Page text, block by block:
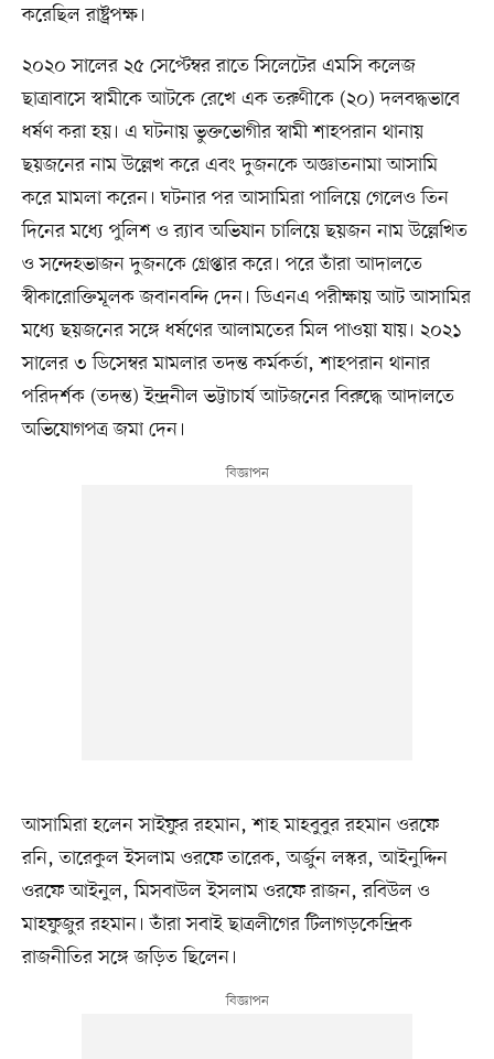
করেছিল রাষ্ট্রপক্ষ।
২০২০ সালের ২৫ সেপ্টেম্বর রাতে সিলেটের এমসি কলেজ
ছাত্রাবাসে স্বামীকে আটকে রেখে এক তরুণীকে (২০) দলবদ্ধভাবে
ধর্ষণ করা হয়। এ ঘটনায় ভুক্তভোগীর স্বামী শাহপরান থানায়
ছয়জনের নাম উল্লেখ করে এবং দুজনকে অজ্ঞাতনামা আসামি
করে মামলা করেন। ঘটনার পর আসামিরা পালিয়ে গেলেও তিন
দিনের মধ্যে পুলিশ ও র‍্যাব অভিযান চালিয়ে ছয়জন নাম উল্লেখিত
ও সন্দেহভাজন দুজনকে গ্রেপ্তার করে। পরে তাঁরা আদালতে
স্বীকারোক্তিমূলক জবানবন্দি দেন। ডিএনএ পরীক্ষায় আট আসামির
মধ্যে ছয়জনের সঙ্গে ধর্ষণের আলামতের মিল পাওয়া যায়। ২০২১
সালের ৩ ডিসেম্বর মামলার তদন্ত কর্মকর্তা, শাহপরান থানার
পরিদর্শক (তদন্ত) ইন্দ্রনীল ভট্টাচার্য আটজনের বিরুদ্ধে আদালতে
অভিযোগপত্র জমা দেন।
আসামিরা হলেন সাইফুর রহমান, শাহ মাহবুবুর রহমান ওরফে
রনি, তারেকুল ইসলাম ওরফে তারেক, অর্জুন লস্কর, আইনুদ্দিন
ওরফে আইনুল, মিসবাউল ইসলাম ওরফে রাজন, রবিউল ও
মাহফুজুর রহমান। তাঁরা সবাই ছাত্রলীগের টিলাগড়কেন্দ্রিক
রাজনীতির সঙ্গে জড়িত ছিলেন।